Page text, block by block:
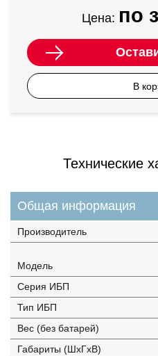
Цена: по
В
Технические
Общая информация
Производитель
Модель
Серия ИБП
Тип ИБП
Вес (без батарей)
Габариты (ШхГхВ)